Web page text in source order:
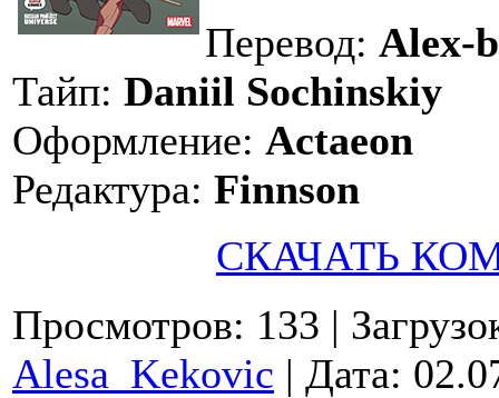
Перевод: Alex-
Тайп: Daniil Sochinskiy
Оформление: Actaeon
Редактура: Finnson
СКАЧАТЬ
Просмотров: 133 |
Alesa_Kekovic | Дата: